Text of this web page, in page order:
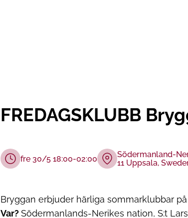
FREDAGSKLUBB
fre 30/5 18:00-02:00
Södermanland-
11 Uppsala,
Bryggan erbjuder härliga sommarklubbar
Var?Södermanlands-Nerikes nation, S:t